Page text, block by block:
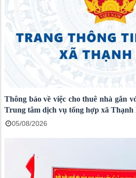
Thông báo về việc cho thuê nhà gắn
Trung tâm dịch vụ tổng hợp xã
05/08/2026